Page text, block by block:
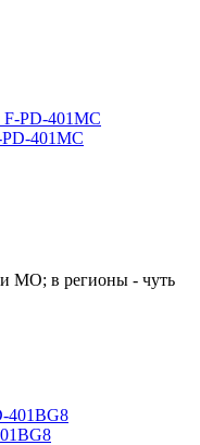
401MC
МО; в регионы - чуть